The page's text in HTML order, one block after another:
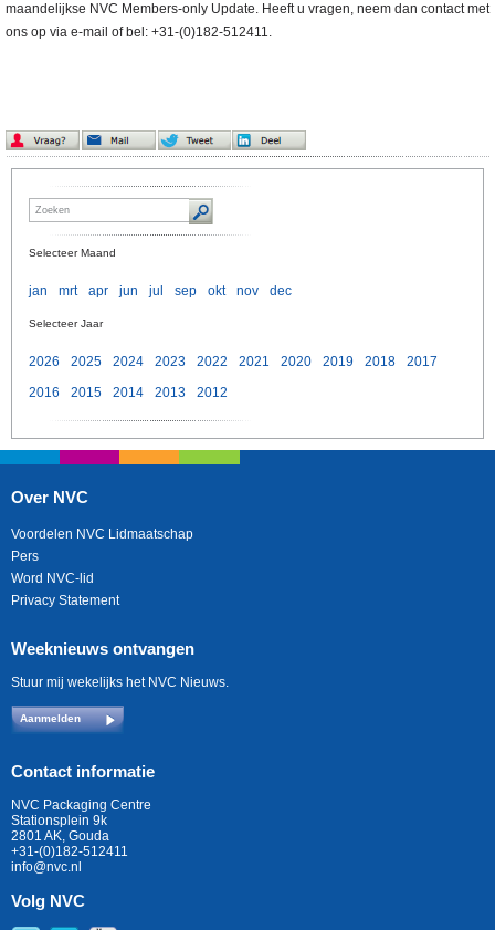
maandelijkse NVC Members-only Update. Heeft u vragen, neem dan contact met
ons op via e-mail of bel: +31-(0)182-512411.
Selecteer Maand
jan mrt apr jun jul sep okt nov dec
Selecteer Jaar
2026 2025 2024 2023 2022 2021 2020 2019 2018
2017
2016
2015 2014 2013 2012
Over NVC
Voordelen NVC Lidmaatschap
Pers
Word NVC-lid
Privacy Statement
Weeknieuws ontvangen
Stuur mij wekelijks het NVC Nieuws.
Aanmelden
Contact informatie
NVC Packaging Centre
Stationsplein 9k
2801 AK, Gouda
+31-(0)182-512411
info@nvc.nl
Volg NVC